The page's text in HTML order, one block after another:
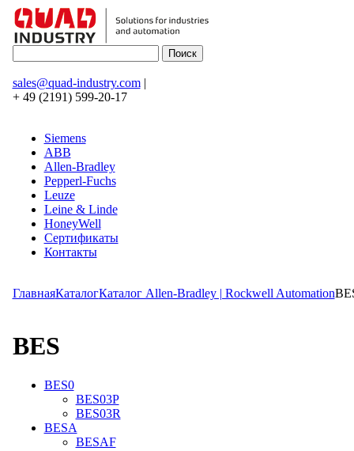
sales@quad-industry.com|
+ 49 (2191) 599-20-17
Siemens
ABB
Allen-Bradley
Pepperl-Fuchs
Leuze
Leine & Linde
HoneyWell
Сертификаты
Контакты
ГлавнаяКаталогКаталог Allen-Bradley | Rockwell Automation
BES
BES0
BES03P
BES03R
BESA
BESAF